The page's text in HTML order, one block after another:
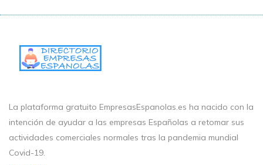
La plataforma gratuito EmpresasEspanolas.es ha nacido con la
intención de ayudar a las empresas Españolas a retomar sus
actividades comerciales normales tras la pandemia mundial
Covid-19.